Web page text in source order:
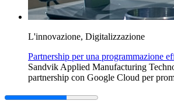
L'innovazione, Digitalizzazione
Partnership per una programmazione
Sandvik Applied Manufacturing
partnership con Google Cloud per